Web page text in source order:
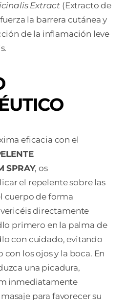
Extract (Extracto de
la barrera cutánea y
de la inflamación leve
eficacia con el
SPRAY, os
el repelente sobre las
cuerpo de forma
directamente
primero en la palma de
con cuidado, evitando
los ojos y la boca. En
una picadura,
inmediatamente
para favorecer su